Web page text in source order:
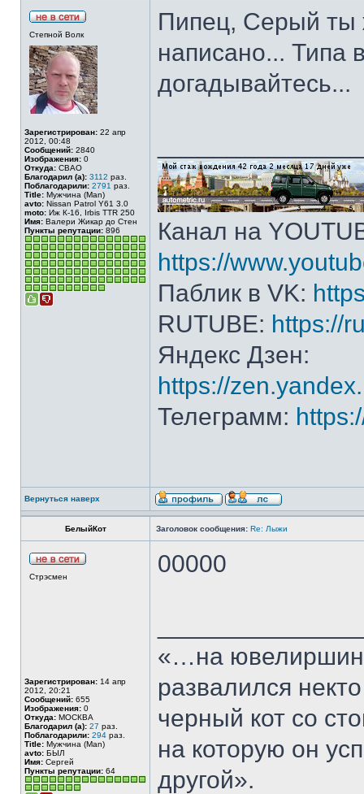
Степной Волк
Зарегистрирован: 22 апр
2012, 00:48
Сообщений: 2840
Изображения: 0
Откуда: СВАО
Благодарил (а): 3112 раз.
Поблагодарили: 2791 раз.
Title: Мужчина (Man)
avto: Nissan Patrol Y61 3.0
moto: Иж К-16, Irbis TTR 250
Имя: Валери Жикар до Стен
Пункты репутации: 896
Пипец, Серый ты
написано... Типа
догадывайтесь...
Канал на
https://
Паблик в VK:
RUTUBE: https://
Яндекс Дзен:
https://
Телеграмм:
Вернуться наверх
БелыйКот Заголовок сообщения: Re: Лыжи
Стрэсмен
Зарегистрирован: 14 апр
2012, 20:21
Сообщений: 655
Изображения: 0
Откуда: МОСКВА
Благодарил (а): 27 раз.
Поблагодарили: 294 раз.
Title: Мужчина (Man)
avto: БЫЛ
Имя: Сергей
Пункты репутации: 64
00000
«…на
развалился
черный кот со
на которую он
другой».